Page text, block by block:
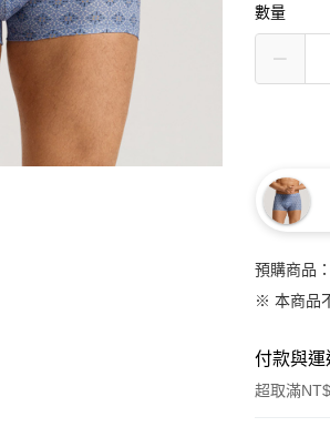
數量
預購商品
※ 本商品
付款與
超取滿